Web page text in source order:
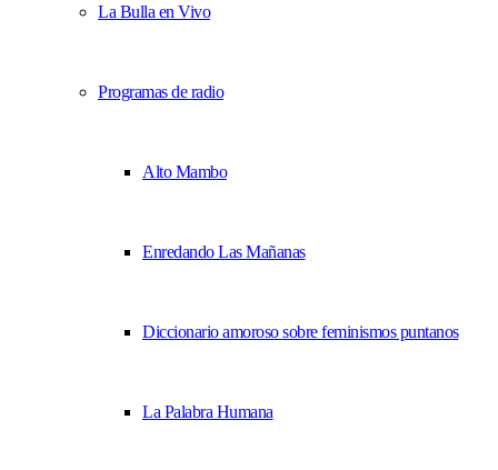
La Bulla en Vivo
Programas de radio
Alto Mambo
Enredando Las Mañanas
Diccionario amoroso sobre feminismos puntanos
La Palabra Humana